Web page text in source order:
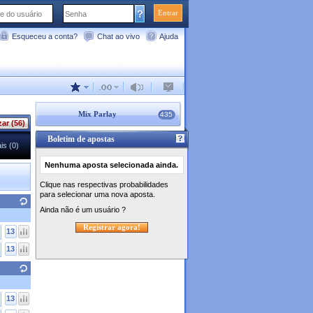
Entrar
Esqueceu a conta? Chat ao vivo Ajuda
(55)
(0)
13
13
13
Mix Parlay 435
Boletim de apostas
Nenhuma aposta selecionada ainda.
Clique nas respectivas probabilidades
para selecionar uma nova aposta.
Ainda não é um usuário ?
Registrar agora!